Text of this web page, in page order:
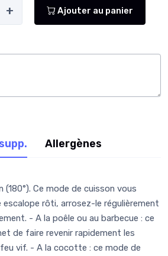
+ Ajouter au panier
Allergènes
Ce mode de cuisson vous
rôti, arrosez-le régulièrement
- A la poêle ou au barbecue : ce
de faire revenir rapidement les
vif. - A la cocotte : ce mode de